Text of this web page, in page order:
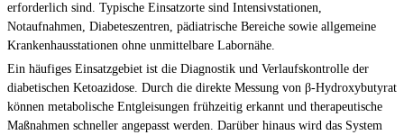
erforderlich sind. Typische Einsatzorte sind Intensivstationen,
Notaufnahmen, Diabeteszentren, pädiatrische Bereiche sowie allgemeine
Krankenhausstationen ohne unmittelbare Labornähe.
Ein häufiges Einsatzgebiet ist die Diagnostik und Verlaufskontrolle der
diabetischen Ketoazidose. Durch die direkte Messung von β-Hydroxybutyrat
können metabolische Entgleisungen frühzeitig erkannt und therapeutische
Maßnahmen schneller angepasst werden. Darüber hinaus wird das System